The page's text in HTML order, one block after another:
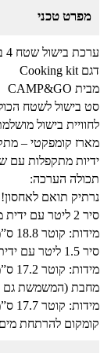
מפרט טכני
ערכת בישול שטח 4 ב-1
דגם Cooking kit
מבית CAMP&GO
סט בישול לשטח הכולל 2 סירים, מחבת
לחוויית בישול
מארז קומפקטי –
ידיות מתקפלות עם
תכולה הערכה:
נרתיק תואם לאחסון!
סיר 2 ליטר עם ידית מתקפלת
מידות: קוטר 18.8 ס”מ, גובה: 8.8 ס”מ
סיר 1.5 ליטר עם ידית מתקפלת
מידות: קוטר 17.2 ס”מ, גובה 8.5 ס”מ
מחבת (המשמשת גם כמכסה לסיר 1.5
מידות: קוטר 17.7 ס”מ, גובה: 3.5 ס”מ
קומקום להרתחת מים 0.8 ליטר